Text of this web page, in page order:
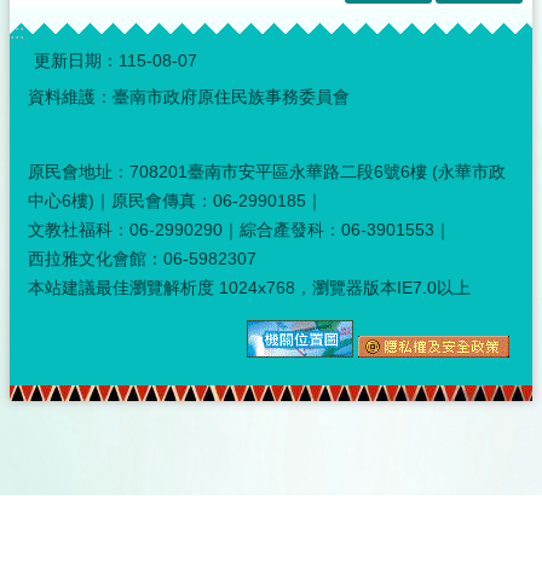
:::
更新日期： 115-08-07
資料維護：臺南市政府原住民族事務委員會
原民會地址：708201臺南市安平區永華路二段6號6樓 (永華市政
中心6樓)｜原民會傳真：06-2990185｜
文教社福科：06-2990290｜綜合產發科：06-3901553｜
西拉雅文化會館：06-5982307
本站建議最佳瀏覽解析度 1024x768，瀏覽器版本IE7.0以上